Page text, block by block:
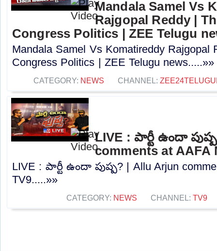
Mandala Samel Vs
Rajgopal Reddy |
Congress Politics | ZEE Telugu
Mandala Samel Vs Komatireddy Rajgopal
Congress Politics | ZEE Telugu news.....»»
CATEGORY: NEWS CHANNEL:
LIVE : పార్టీ ఉందా
comments at AAFA
LIVE : పార్టీ ఉందా పుష్ప? | Allu Arjun
TV9.....»»
CATEGORY: NEWS CHANNEL: TV9